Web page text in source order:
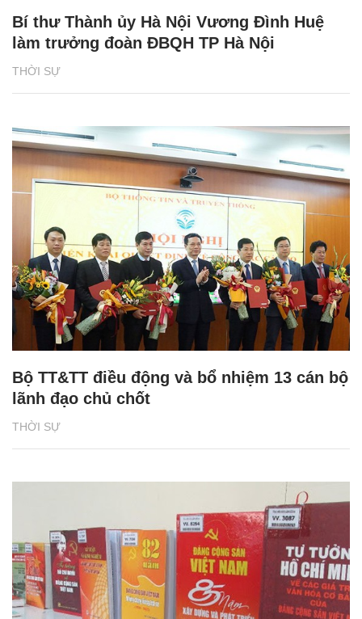
THỜI SỰ
Bí thư Thành ủy Hà Nội Vương Đình Huệ
làm trưởng đoàn ĐBQH TP Hà Nội
THỜI SỰ
Bộ TT&TT điều động và bổ nhiệm 13 cán bộ
lãnh đạo chủ chốt